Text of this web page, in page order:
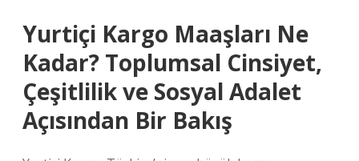
Yurtiçi Kargo Maaşları Ne
Kadar? Toplumsal Cinsiyet,
Çeşitlilik ve Sosyal Adalet
Açısından Bir Bakış